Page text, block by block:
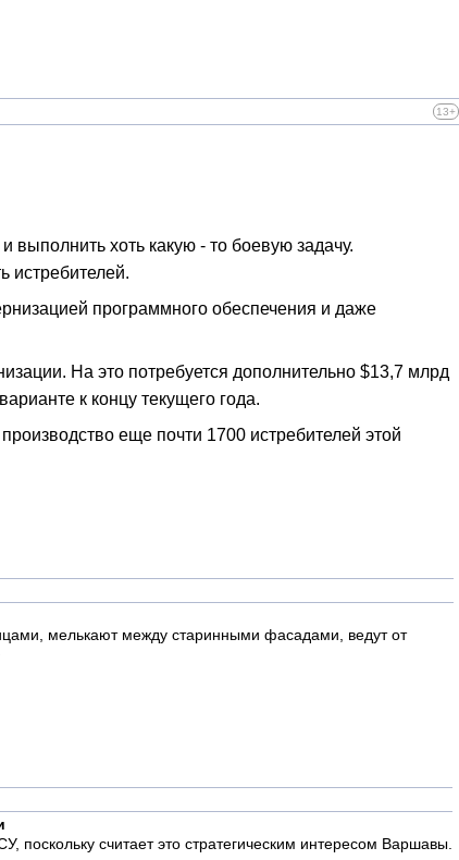
13+
выполнить хоть какую - то боевую задачу.
истребителей.
программного обеспечения и даже
На это потребуется дополнительно $13,7 млрд
к концу текущего года.
еще почти 1700 истребителей этой
мелькают между старинными фасадами, ведут от
считает это стратегическим интересом Варшавы.